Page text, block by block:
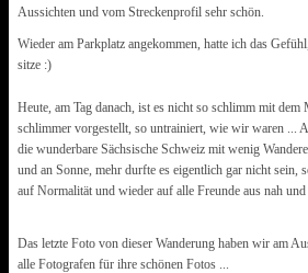
Aussichten und vom Streckenprofil sehr schön.
Wieder am Parkplatz angekommen, hatte ich das
sitze :)
Heute, am Tag danach, ist es nicht so schlimm mit
schlimmer vorgestellt, so untrainiert, wie wir waren ...
die wunderbare Sächsische Schweiz mit wenig
und an Sonne, mehr durfte es eigentlich gar nicht
auf Normalität und wieder auf alle Freunde aus nah und
Das letzte Foto von dieser Wanderung haben wir am
alle Fotografen für ihre schönen Fotos ...